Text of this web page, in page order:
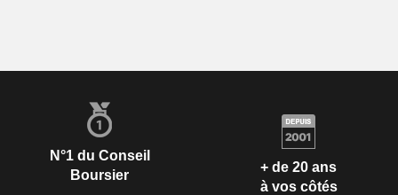
N°1 du Conseil
Boursier
+ de 20 ans
à vos côtés